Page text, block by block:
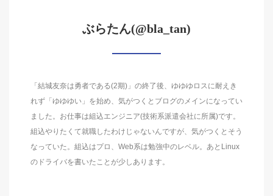
ぶらたん(@bla_tan)
「結城友奈は勇者である(2期)」の終了後、ゆゆゆロスに耐えき
れず「ゆゆゆい」を始め、気がつくとブログのメインになってい
ました。お仕事は組込エンジニア(技術系派遣会社に所属)です。
組込やりたくて就職したわけじゃないんですが、気がつくとそう
なっていた。組込はプロ、Web系は勉強中のレベル。あとLinux
のドライバを書いたことが少しあります。